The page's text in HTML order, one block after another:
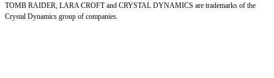
TOMB RAIDER, LARA CROFT and CRYSTAL DYNAMICS are trademarks of the
Crystal Dynamics group of companies.